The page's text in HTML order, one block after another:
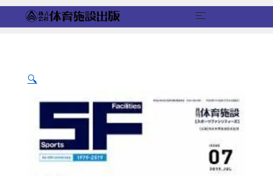
コ
ン
🔍